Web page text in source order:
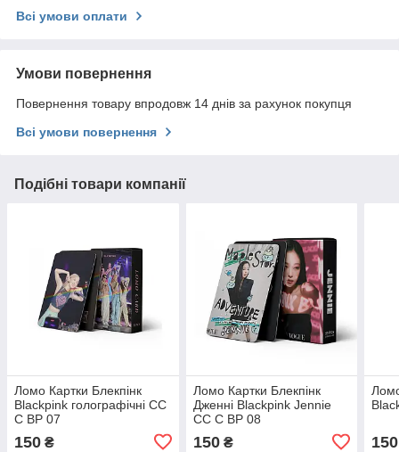
Всі умови оплати
Умови повернення
Повернення товару впродовж 14 днів за рахунок покупця
Всі умови повернення
Подібні товари компанії
Ломо Картки Блекпінк
Blackpink голографічні СС
C BP 07
150 ₴
Ломо Картки Блекпінк
Дженні Blackpink Jennie
СС C BP 08
150₴ 150